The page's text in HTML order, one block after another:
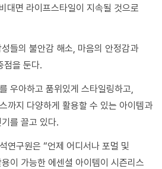
대면 라이프스타일이 지속될 것으로
들의 불안감 해소, 마음의 안정감과
점을 둔다.
우아하고 품위있게 스타일링하고,
까지 다양하게 활용할 수 있는 아이템과
를 끌고 있다.
연구원은 “언제 어디서나 포멀 및
이 가능한 에센셜 아이템이 시즌리스